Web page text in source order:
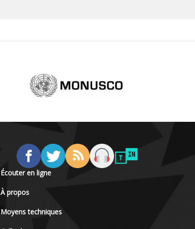
Écouter en ligne
À propos
Moyens techniques